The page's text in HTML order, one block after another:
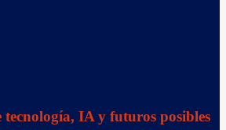
tecnología, IA y futuros posibles